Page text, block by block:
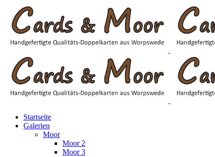
Startseite
Galerien
Moor
Moor 2
Moor 3